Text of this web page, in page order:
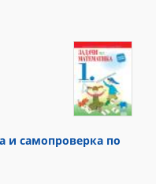
и самопроверка по